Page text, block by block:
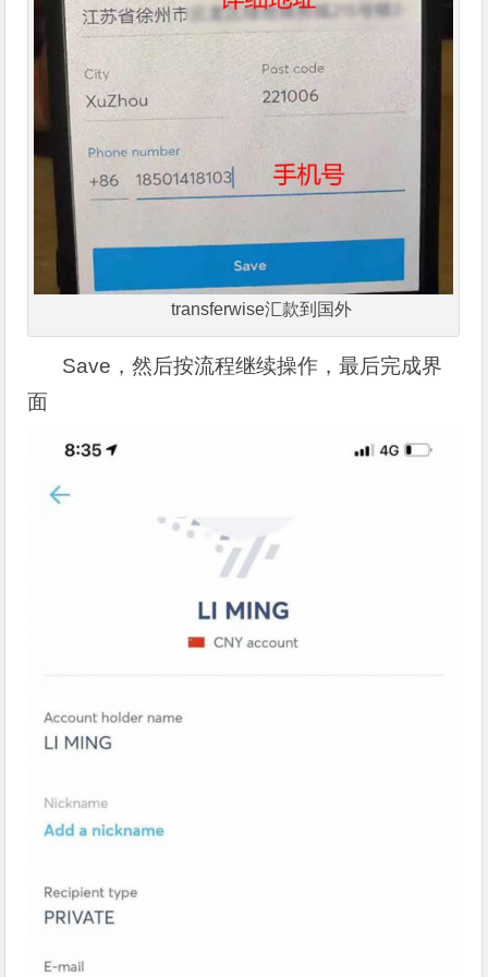
transferwise汇款到国外
Save，然后按流程继续操作，最后完成界
面